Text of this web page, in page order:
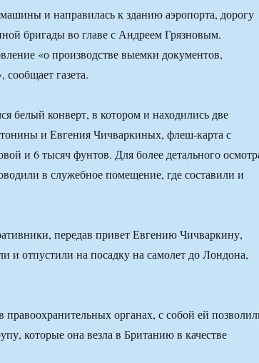
и направилась к зданию аэропорта, дорогу
бригады во главе с Андреем Грязновым.
«о производстве выемки документов,
газета.
белый конверт, в котором и находились две
и Евгения Чичваркиных, флеш-карта с
и 6 тысяч фунтов. Для более детального
в служебное помещение, где составили и
передав привет Евгению Чичваркину,
и отпустили на посадку на самолет до Лондона,
органах, с собой ей
которые она везла в Британию в качестве